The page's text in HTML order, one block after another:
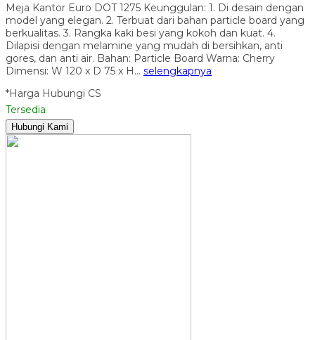
Meja Kantor Euro DOT 1275 Keunggulan: 1. Di desain dengan
model yang elegan. 2. Terbuat dari bahan particle board yang
berkualitas. 3. Rangka kaki besi yang kokoh dan kuat. 4.
Dilapisi dengan melamine yang mudah di bersihkan, anti
gores, dan anti air. Bahan: Particle Board Warna: Cherry
Dimensi: W 120 x D 75 x H… selengkapnya
*Harga Hubungi CS
Tersedia
Hubungi Kami